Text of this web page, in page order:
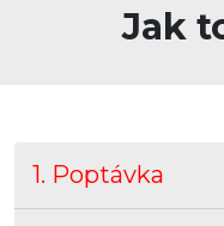
Jak
1. Poptávka